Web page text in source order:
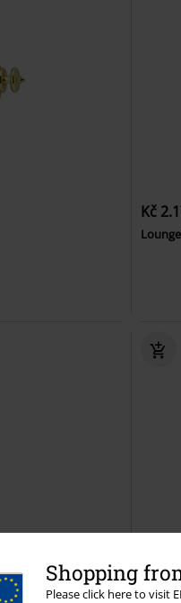
Shopping
Please click here to visit
Kč